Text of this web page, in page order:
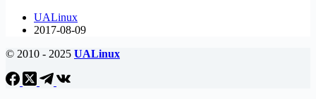
и
иконки
вашей
UALinux
2017-08-09
© 2010 - 2025 UALinux